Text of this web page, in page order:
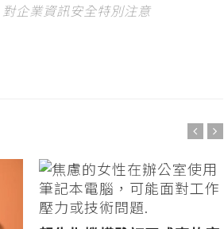
企業資訊安全特別注意